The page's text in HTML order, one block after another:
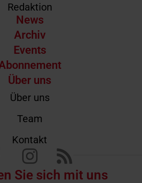
Redaktion
News
Archiv
Events
Über uns
Über uns
Team
Kontakt
Sie sich mit uns